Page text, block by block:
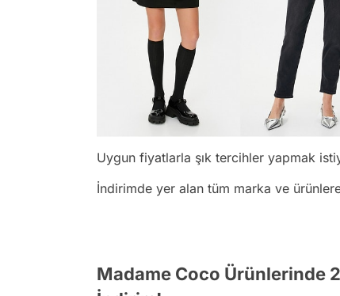
Uygun fiyatlarla şık tercihler yapmak
İndirimde yer alan tüm marka ve
Madame Coco Ürünlerinde